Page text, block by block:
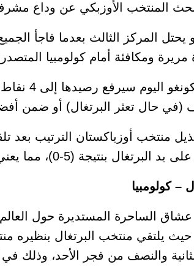
المنتخب الأوزبكي عن وداع
ومكافئة أمام كولومبيا
حال تعثر البرتغال) أو ضمن
بنتيجة (5-0)، مما يعني خروج “الذئاب البيضاء” رسمياً من حسابات التأهل.
– كولومبيا
عشاق الساحرة المستديرة حول
حيث يلتقي منتخب البرتغال بنظيره
والنصف من فجر الأحد، وذلك